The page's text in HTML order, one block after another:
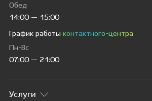
Обед
14:00 — 15:00
График работы контактного-центра
Пн-Вс
07:00 — 21:00
Услуги